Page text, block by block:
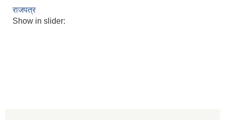
राजपत्र
Show in slider: